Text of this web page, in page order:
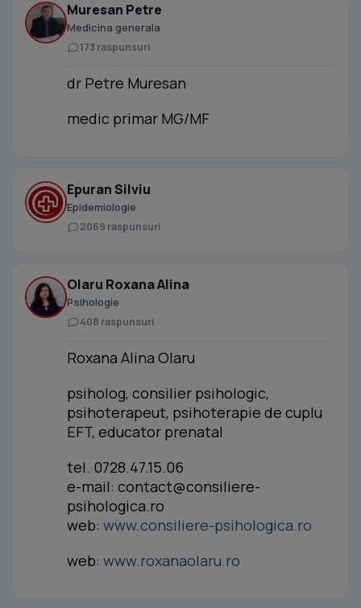
Muresan Petre
Medicina generala
173 raspunsuri
dr Petre Muresan
medic primar MG/MF
Epuran Silviu
Epidemiologie
2069 raspunsuri
Olaru Roxana Alina
Psihologie
408 raspunsuri
Roxana Alina Olaru
psiholog, consilier psihologic,
psihoterapeut, psihoterapie de cuplu
EFT, educator prenatal
tel. 0728.47.15.06
e-mail: contact@consiliere-
psihologica.ro
web: www.consiliere-psihologica.ro
web: www.roxanaolaru.ro